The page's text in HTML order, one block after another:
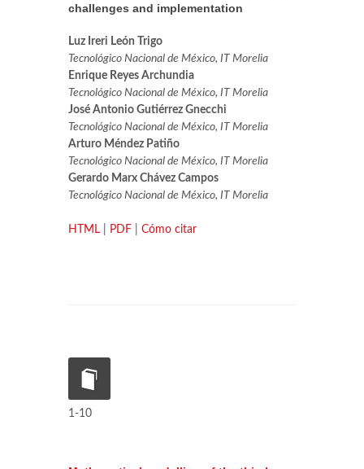
challenges and implementation
Luz Ireri León Trigo
Tecnológico Nacional de México, IT Morelia
Enrique Reyes Archundia
Tecnológico Nacional de México, IT Morelia
José Antonio Gutiérrez Gnecchi
Tecnológico Nacional de México, IT Morelia
Arturo Méndez Patiño
Tecnológico Nacional de México, IT Morelia
Gerardo Marx Chávez Campos
Tecnológico Nacional de México, IT Morelia
HTML PDF Cómo citar
1-10